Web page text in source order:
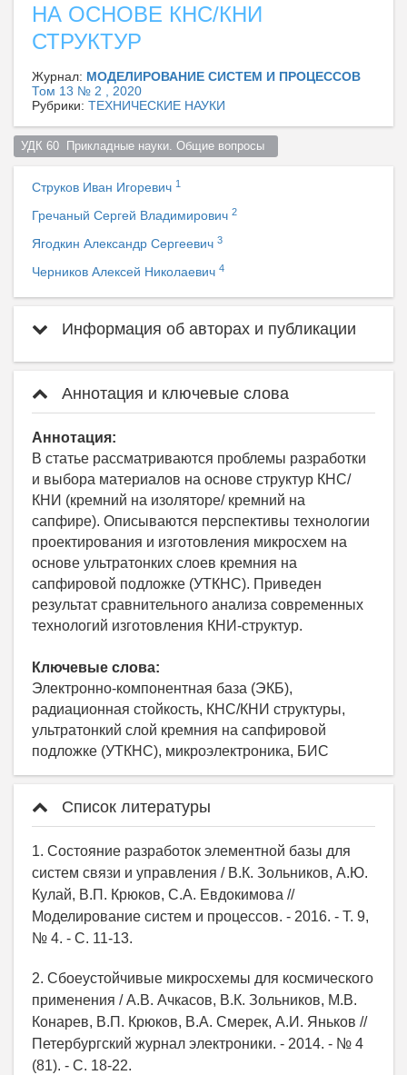
НА ОСНОВЕ КНС/КНИ
СТРУКТУР
Журнал: МОДЕЛИРОВАНИЕ СИСТЕМ И ПРОЦЕССОВ
Том 13 № 2 , 2020
Рубрики: ТЕХНИЧЕСКИЕ НАУКИ
УДК 60  Прикладные науки. Общие вопросы
Струков Иван Игоревич 1
Гречаный Сергей Владимирович 2
Ягодкин Александр Сергеевич 3
Черников Алексей Николаевич 4
Информация об авторах и публикации
Аннотация и ключевые слова
Аннотация:
В статье рассматриваются проблемы разработки
и выбора материалов на основе структур КНС/
КНИ (кремний на изоляторе/ кремний на
сапфире). Описываются перспективы технологии
проектирования и изготовления микросхем на
основе ультратонких слоев кремния на
сапфировой подложке (УТКНС). Приведен
результат сравнительного анализа современных
технологий изготовления КНИ-структур.
Ключевые слова:
Электронно-компонентная база (ЭКБ),
радиационная стойкость, КНС/КНИ структуры,
ультратонкий слой кремния на сапфировой
подложке (УТКНС), микроэлектроника, БИС
Список литературы
1. Состояние разработок элементной базы для
систем связи и управления / В.К. Зольников, А.Ю.
Кулай, В.П. Крюков, С.А. Евдокимова //
Моделирование систем и процессов. - 2016. - Т. 9,
№ 4. - С. 11-13.
2. Сбоеустойчивые микросхемы для космического
применения / А.В. Ачкасов, В.К. Зольников, М.В.
Конарев, В.П. Крюков, В.А. Смерек, А.И. Яньков //
Петербургский журнал электроники. - 2014. - № 4
(81). - С. 18-22.